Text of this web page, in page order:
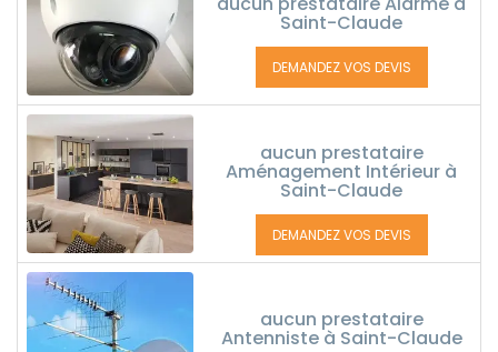
Saint-Claude
DEMANDEZ VOS DEVIS
aucun prestataire
Aménagement Intérieur à
Saint-Claude
DEMANDEZ VOS DEVIS
aucun prestataire
Antenniste à Saint-Claude